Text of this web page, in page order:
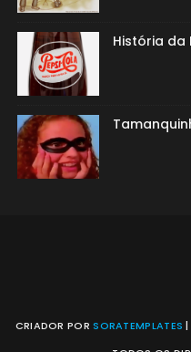
História da
CRIADOR PORSORATEMPLATES